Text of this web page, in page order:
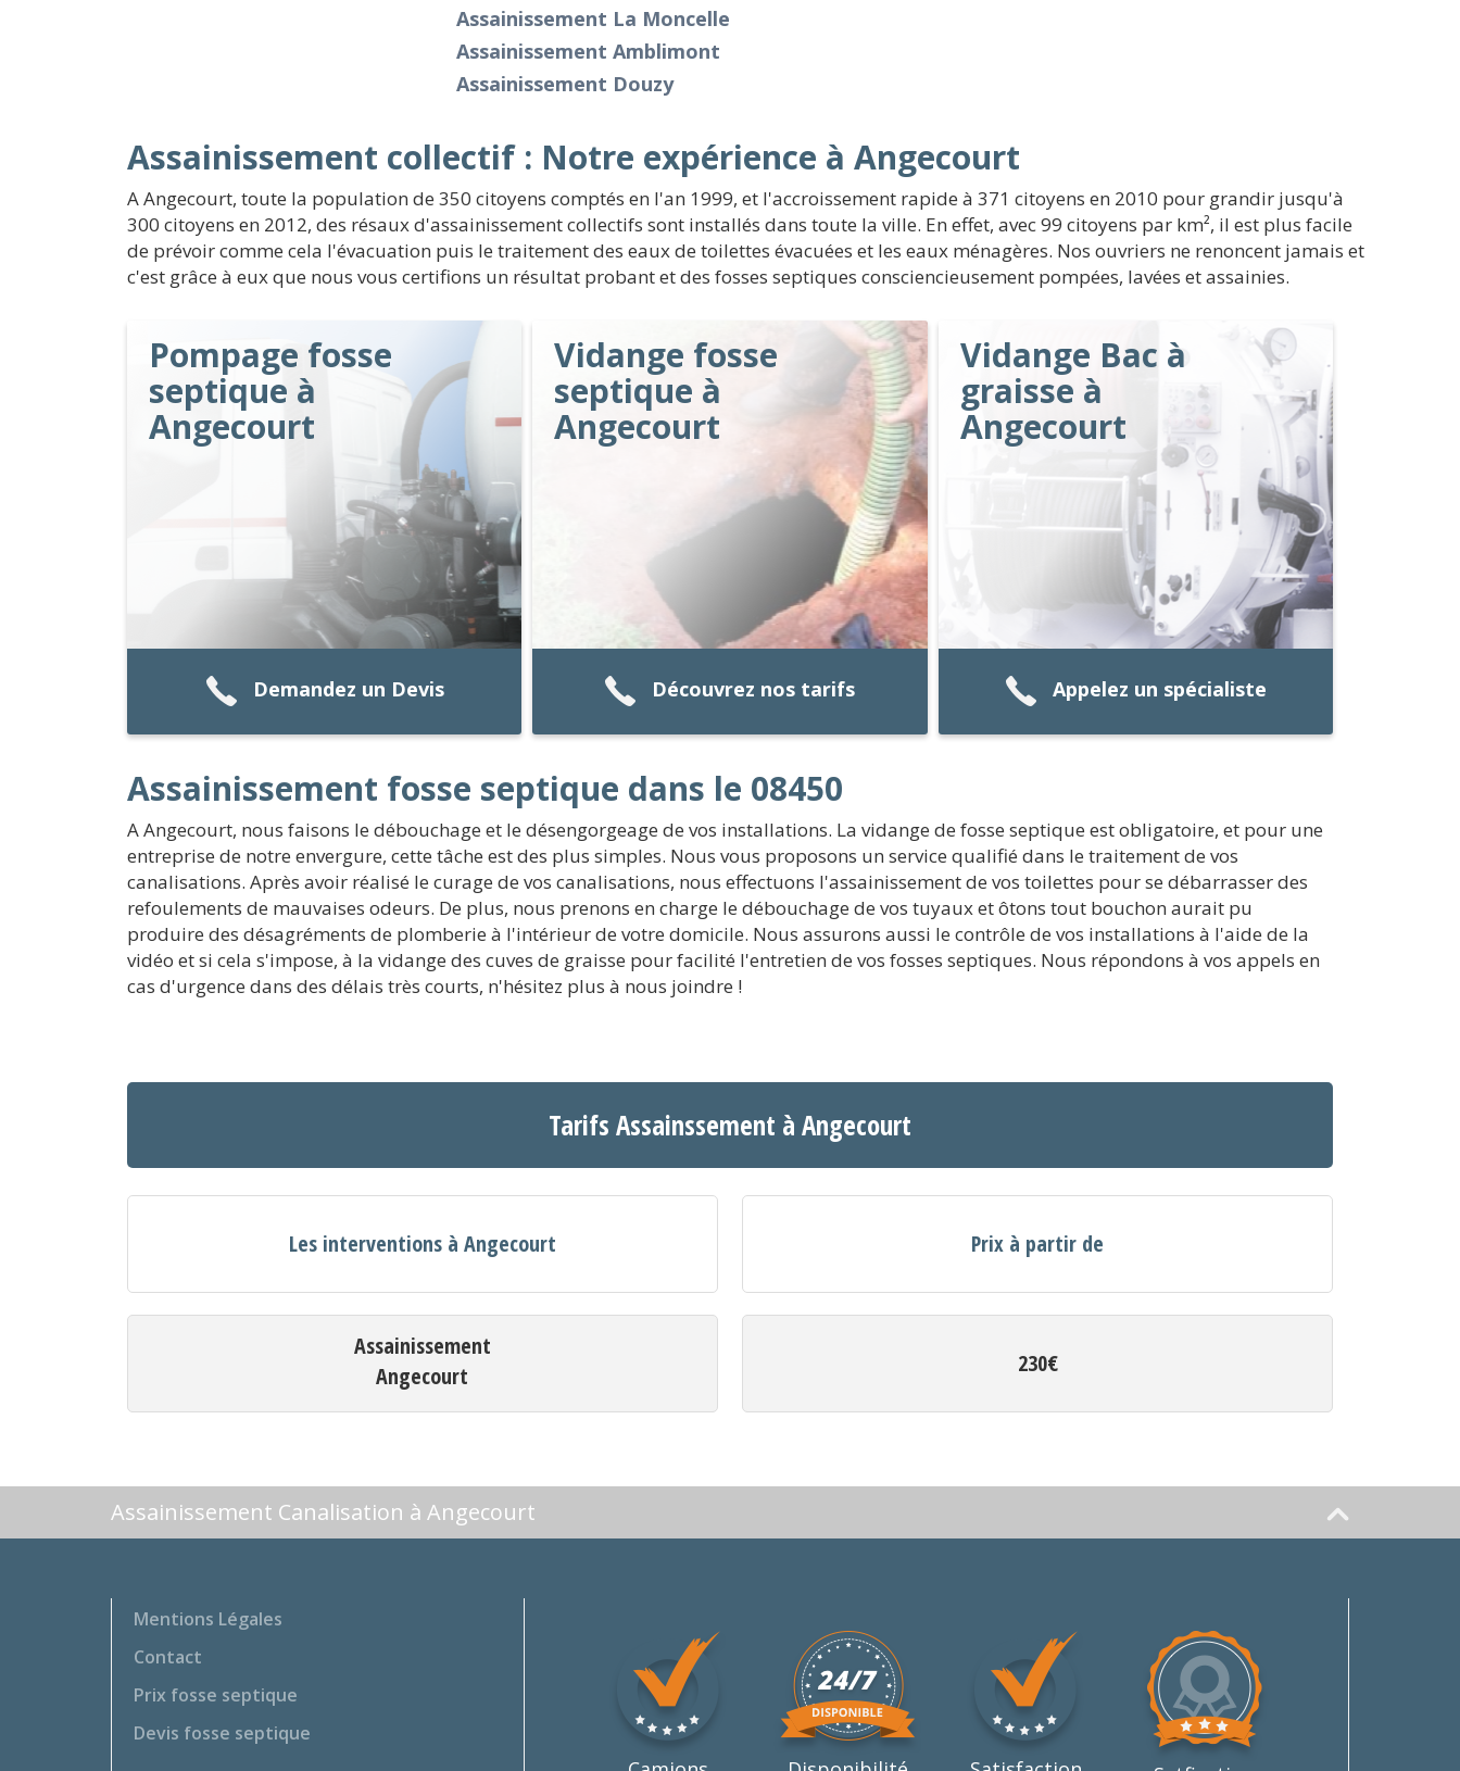
Assainissement La Moncelle
Assainissement Amblimont
Assainissement Douzy
Assainissement collectif : Notre expérience à Angecourt
A Angecourt, toute la population de 350 citoyens comptés en l'an 1999, et l'accroissement rapide à 371 citoyens en 2010 pour grandir jusqu'à
300 citoyens en 2012, des résaux d'assainissement collectifs sont installés dans toute la ville. En effet, avec 99 citoyens par km², il est plus facile
de prévoir comme cela l'évacuation puis le traitement des eaux de toilettes évacuées et les eaux ménagères. Nos ouvriers ne renoncent jamais et
c'est grâce à eux que nous vous certifions un résultat probant et des fosses septiques consciencieusement pompées, lavées et assainies.
Pompage fosse
septique à
Angecourt
Demandez un Devis
Vidange fosse
septique à
Angecourt
Découvrez nos tarifs
Vidange Bac à
graisse à
Angecourt
Appelez un spécialiste
Assainissement fosse septique dans le 08450
A Angecourt, nous faisons le débouchage et le désengorgeage de vos installations. La vidange de fosse septique est obligatoire, et pour une
entreprise de notre envergure, cette tâche est des plus simples. Nous vous proposons un service qualifié dans le traitement de vos
canalisations. Après avoir réalisé le curage de vos canalisations, nous effectuons l'assainissement de vos toilettes pour se débarrasser des
refoulements de mauvaises odeurs. De plus, nous prenons en charge le débouchage de vos tuyaux et ôtons tout bouchon aurait pu
produire des désagréments de plomberie à l'intérieur de votre domicile. Nous assurons aussi le contrôle de vos installations à l'aide de la
vidéo et si cela s'impose, à la vidange des cuves de graisse pour facilité l'entretien de vos fosses septiques. Nous répondons à vos appels en
cas d'urgence dans des délais très courts, n'hésitez plus à nous joindre !
Tarifs Assainssement à Angecourt
Les interventions à Angecourt Prix à partir de
Assainissement
Angecourt
230€
Assainissement Canalisation à Angecourt
Mentions Légales
Contact
Prix fosse septique
Devis fosse septique